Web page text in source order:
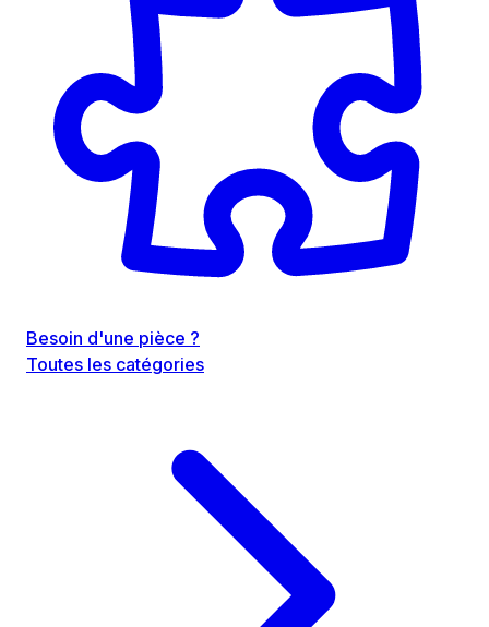
Besoin d'une pièce ?
Toutes les catégories